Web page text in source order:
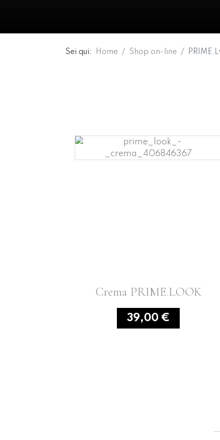
Sei qui: Home Shop on-line
Crema PRIME.LOOK
39,00 €